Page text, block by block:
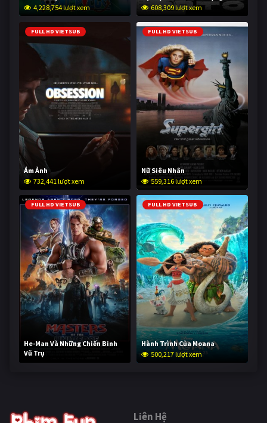
4,228,754 lượt xem
608,309 lượt xem
FULL HD VIETSUB
Ám Ảnh
732,441 lượt xem
FULL HD VIETSUB
Nữ Siêu Nhân
559,316 lượt xem
FULL HD VIETSUB
He-Man Và Những Chiến Binh
Vũ Trụ
249,756 lượt xem
FULL HD VIETSUB
Hành Trình Của Moana
500,217 lượt xem
Liên Hệ